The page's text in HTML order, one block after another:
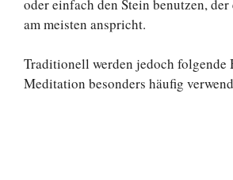
oder einfach den Stein benutzen,
am meisten anspricht.
Traditionell werden jedoch folgende
Meditation besonders häufig